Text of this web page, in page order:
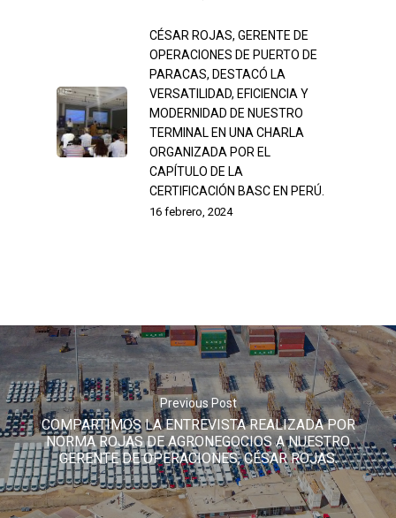
CÉSAR ROJAS, GERENTE DE
OPERACIONES DE PUERTO DE
PARACAS, DESTACÓ LA
VERSATILIDAD, EFICIENCIA Y
MODERNIDAD DE NUESTRO
TERMINAL EN UNA CHARLA
ORGANIZADA POR EL
CAPÍTULO DE LA
CERTIFICACIÓN BASC EN PERÚ.
16 febrero, 2024
Previous Post
COMPARTIMOS LA ENTREVISTA REALIZADA POR
NORMA ROJAS DE AGRONEGOCIOS A NUESTRO
GERENTE DE OPERACIONES, CÉSAR ROJAS.